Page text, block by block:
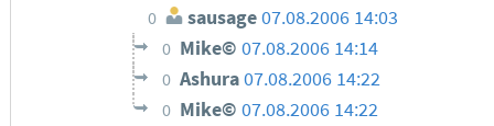
0 sausage 07.08.2006 14:03
0 Mike© 07.08.2006 14:14
0 Ashura07.08.2006 14:22
0 Mike© 07.08.2006 14:22